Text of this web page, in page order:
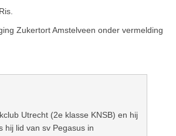
Zukertort Amstelveen onder vermelding
Utrecht (2e klasse KNSB) en hij
hij lid van sv Pegasus in